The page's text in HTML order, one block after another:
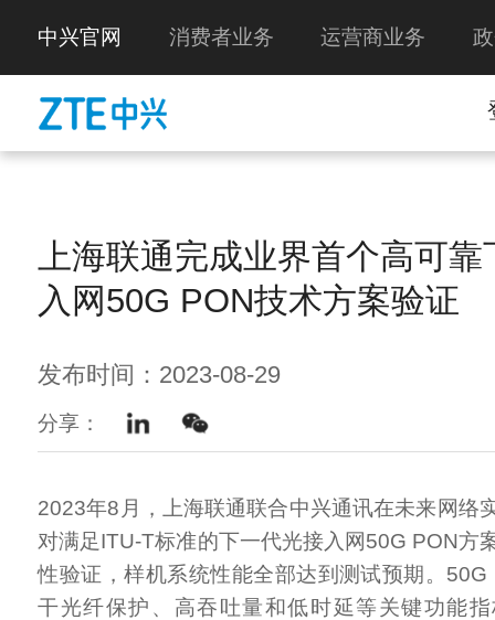
中兴官网 消费者业务 运营商业务
上海联通完成业界首个高可靠
入网50G PON技术方案验证
发布时间：2023-08-29
分享：
2023年8月，上海联通联合中兴通讯在未来网络
对满足ITU-T标准的下一代光接入网50G PON方
性验证，样机系统性能全部达到测试预期。
干光纤保护、高吞吐量和低时延等关键功能